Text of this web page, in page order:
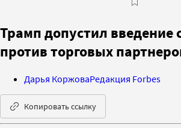
Трамп допустил введение
против торговых
Дарья КоржоваРедакция Forbes
Копировать ссылку